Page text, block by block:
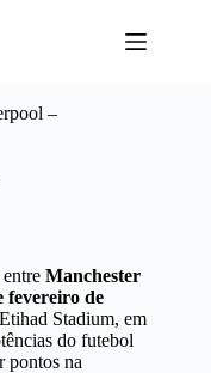
–
Manchester
fevereiro de
Stadium, em
do futebol
pontos na